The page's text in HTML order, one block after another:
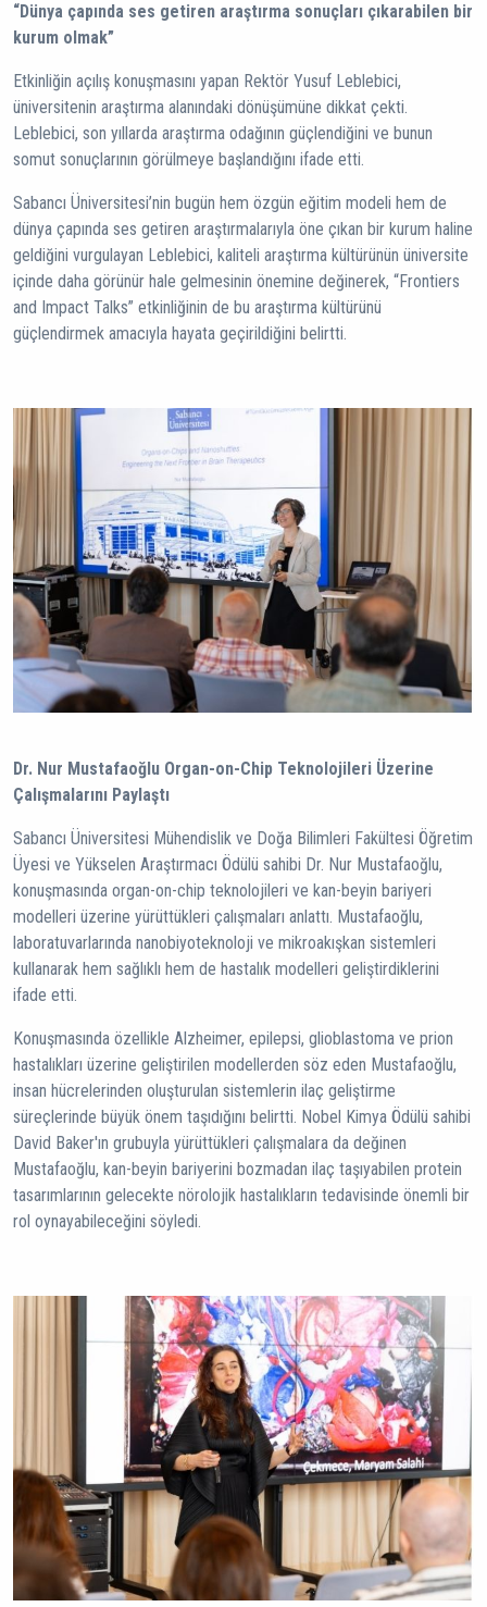
“Dünya çapında ses getiren araştırma sonuçları çıkarabilen bir
kurum olmak”
Etkinliğin açılış konuşmasını yapan Rektör Yusuf Leblebici,
üniversitenin araştırma alanındaki dönüşümüne dikkat çekti.
Leblebici, son yıllarda araştırma odağının güçlendiğini ve bunun
somut sonuçlarının görülmeye başlandığını ifade etti.
Sabancı Üniversitesi’nin bugün hem özgün eğitim modeli hem de
dünya çapında ses getiren araştırmalarıyla öne çıkan bir kurum haline
geldiğini vurgulayan Leblebici, kaliteli araştırma kültürünün üniversite
içinde daha görünür hale gelmesinin önemine değinerek, “Frontiers
and Impact Talks” etkinliğinin de bu araştırma kültürünü
güçlendirmek amacıyla hayata geçirildiğini belirtti.
Dr. Nur Mustafaoğlu Organ-on-Chip Teknolojileri Üzerine
Çalışmalarını Paylaştı
Sabancı Üniversitesi Mühendislik ve Doğa Bilimleri Fakültesi Öğretim
Üyesi ve Yükselen Araştırmacı Ödülü sahibi Dr. Nur Mustafaoğlu,
konuşmasında organ-on-chip teknolojileri ve kan-beyin bariyeri
modelleri üzerine yürüttükleri çalışmaları anlattı. Mustafaoğlu,
laboratuvarlarında nanobiyoteknoloji ve mikroakışkan sistemleri
kullanarak hem sağlıklı hem de hastalık modelleri geliştirdiklerini
ifade etti.
Konuşmasında özellikle Alzheimer, epilepsi, glioblastoma ve prion
hastalıkları üzerine geliştirilen modellerden söz eden Mustafaoğlu,
insan hücrelerinden oluşturulan sistemlerin ilaç geliştirme
süreçlerinde büyük önem taşıdığını belirtti. Nobel Kimya Ödülü sahibi
David Baker'ın grubuyla yürüttükleri çalışmalara da değinen
Mustafaoğlu, kan-beyin bariyerini bozmadan ilaç taşıyabilen protein
tasarımlarının gelecekte nörolojik hastalıkların tedavisinde önemli bir
rol oynayabileceğini söyledi.